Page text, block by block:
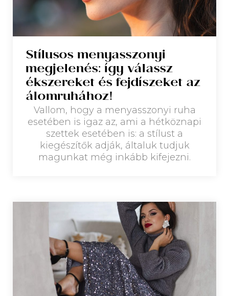
Stílusos menyasszonyi
megjelenés: így válassz
ékszereket és fejdíszeket az
álomruhához!
Vallom, hogy a menyasszonyi ruha
esetében is igaz az, ami a hétköznapi
szettek esetében is: a stílust a
kiegészítők adják, általuk tudjuk
magunkat még inkább kifejezni.